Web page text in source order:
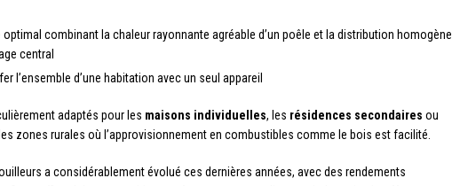
optimal combinant la chaleur rayonnante agréable d’un poêle et la distribution homogène
central
l’ensemble d’une habitation avec un seul appareil
adaptés pour les maisons individuelles, les résidences secondaires ou
zones rurales où l’approvisionnement en combustibles comme le bois est facilité.
a considérablement évolué ces dernières années, avec des rendements